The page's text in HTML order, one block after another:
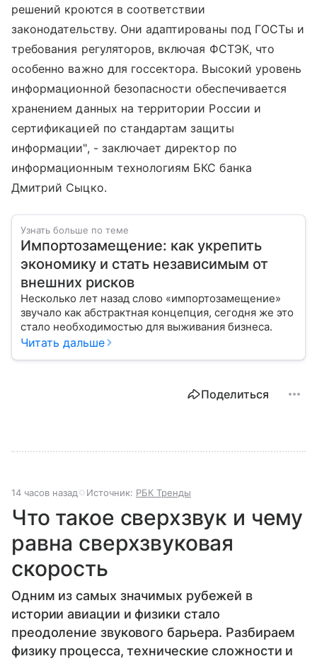
решений кроются в соответствии
законодательству. Они адаптированы под ГОСТы и
требования регуляторов, включая ФСТЭК, что
особенно важно для госсектора. Высокий уровень
информационной безопасности обеспечивается
хранением данных на территории России и
сертификацией по стандартам защиты
информации", - заключает директор по
информационным технологиям БКС банка
Дмитрий Сыцко.
Узнать больше по теме
Импортозамещение: как укрепить
экономику и стать независимым от
внешних рисков
Несколько лет назад слово «импортозамещение»
звучало как абстрактная концепция, сегодня же это
стало необходимостью для выживания бизнеса.
Читать дальше
Поделиться
14 часов назад Источник: РБК Тренды
Что такое сверхзвук и чему
равна сверхзвуковая
скорость
Одним из самых значимых рубежей в
истории авиации и физики стало
преодоление звукового барьера. Разбираем
физику процесса, технические сложности и